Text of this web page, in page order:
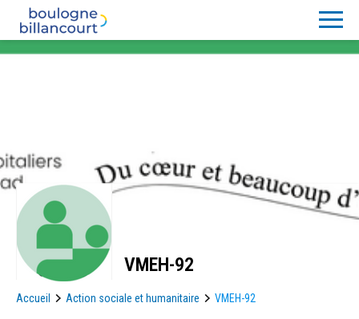
VMEH-92
Accueil Action sociale et humanitaire VMEH-92